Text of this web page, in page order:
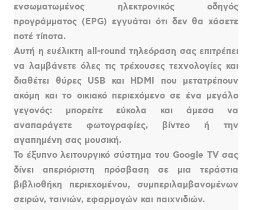
ενσωματωμένος ηλεκτρονικός οδηγός
προγράμματος (EPG) εγγυάται ότι δεν θα χάσετε
ποτέ τίποτα.
Αυτή η ευέλικτη all-round τηλεόραση σας επιτρέπει
να λαμβάνετε όλες τις τρέχουσες τεχνολογίες και
διαθέτει θύρες USB και HDMI που μετατρέπουν
ακόμη και το οικιακό περιεχόμενο σε ένα μεγάλο
γεγονός: μπορείτε εύκολα και άμεσα να
αναπαράγετε φωτογραφίες, βίντεο ή την
αγαπημένη σας μουσική.
Το έξυπνο λειτουργικό σύστημα του Google TV σας
δίνει απεριόριστη πρόσβαση σε μια τεράστια
βιβλιοθήκη περιεχομένου, συμπεριλαμβανομένων
σειρών, ταινιών, εφαρμογών και παιχνιδιών.